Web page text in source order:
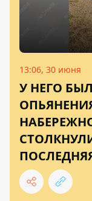
13:06, 30 июня
У НЕГО